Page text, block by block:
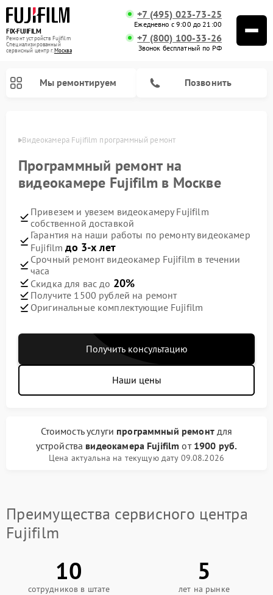
FIX-FUJIFILM
Ремонт устройств Fujifilm
Специализированный
cервисный центр г.Москва
+7 (495) 023-73-25
Ежедневно с 9:00 до 21:00
+7 (800) 100-33-26
Звонок бесплатный по РФ
Мы ремонтируем Позвонить
Видеокамера Fujifilm программный ремонт
Программный ремонт на
видеокамере Fujifilm в Москве
Привезем и увезем видеокамеру Fujifilm
собственной доставкой
Гарантия на наши работы по ремонту видеокамер
Fujifilmдо 3-х лет
Срочный ремонт видеокамер Fujifilm в течении
часа
Скидка для вас до 20%
Получите 1500 рублей на ремонт
Оригинальные комплектующие Fujifilm
Получить консультацию
Наши цены
Стоимость услуги программный ремонтдля
устройства видеокамера Fujifilm от 1900 руб.
Цена актуальна на текущую дату 09.08.2026
Преимущества сервисного центра
Fujifilm
10
сотрудников в штате
5
лет на рынке